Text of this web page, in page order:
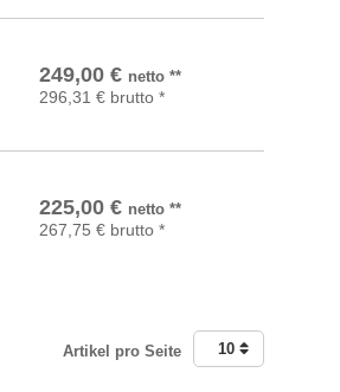
249,00 € netto**
296,31 € brutto *
In den Warenkorb
225,00 € netto**
267,75 € brutto *
In den Warenkorb
Artikel pro Seite 10